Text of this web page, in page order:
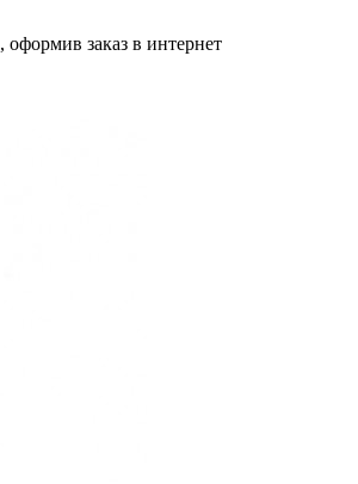
, оформив заказ в интернет